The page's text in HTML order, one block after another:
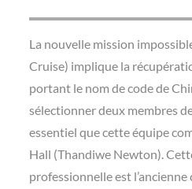
La nouvelle mission
Cruise) implique la
portant le nom de code de
sélectionner deux membres
essentiel que cette équipe
Hall (Thandiwe Newton).
professionnelle est l’ancienne